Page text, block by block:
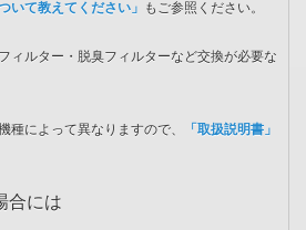
いて教えてください」 もご参照ください。
ィルター・脱臭フィルターなど交換が必要な
種によって異なりますので、
「取扱説明書」
合には